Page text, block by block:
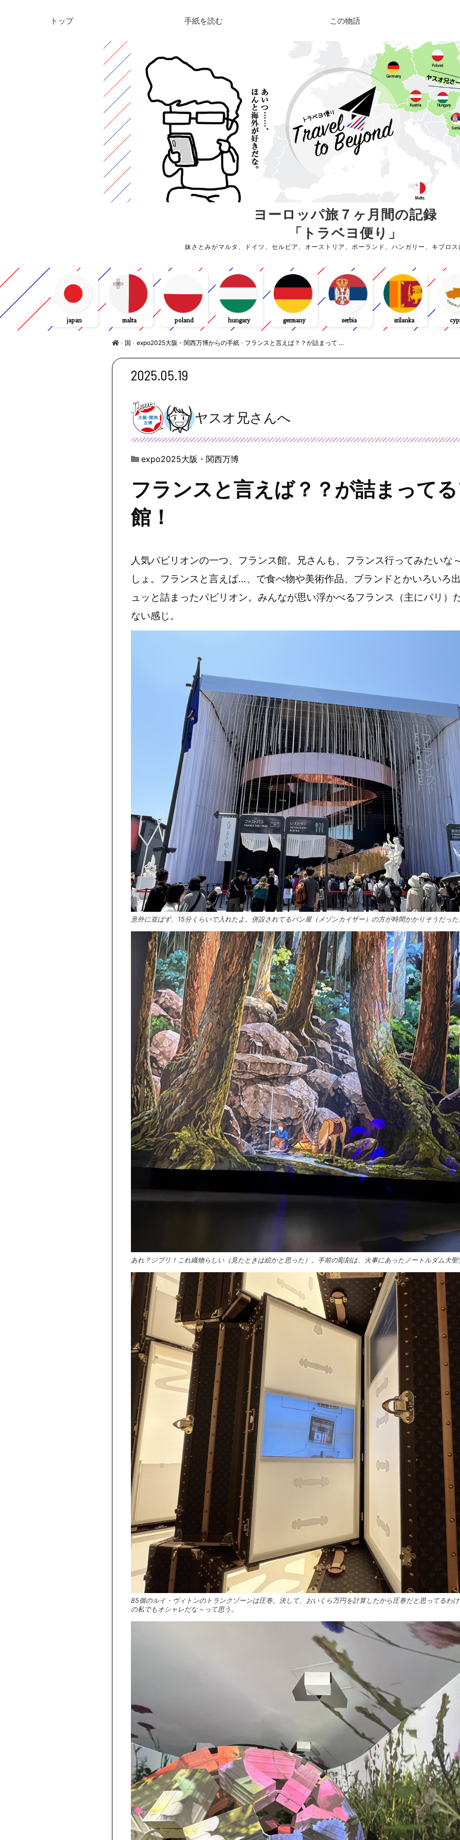
ヨーロッパ旅７ヶ月間の記録
「トラベヨ便り」
妹さとみがマルタ、ドイツ、セルビア、オーストリア、ポーランド、ハンガリー、キプロ
トップ 手紙を読む この物語
japan malta poland hungary germany serbia srilanka
› 国 › expo2025大阪・関西万博からの手紙› フランスと言えば？？が詰まって …
2025.05.19
ヤスオ兄さんへ
expo2025大阪・関西万博
フランスと言えば？？が詰まって
館！
人気パビリオンの一つ、フランス館。兄さんも、フランス行ってみたいな
しょ。フランスと言えば…、で食べ物や美術作品、ブランドとかいろいろ
ュッと詰まったパビリオン。みんなが思い浮かべるフランス（主にパリ）
ない感じ。
意外に並ばず、15分くらいで入れたよ。併設されてるパン屋（メゾンカイザー）の方が時間かかりそうだった
あれ？ジブリ！これ織物らしい（見たときは絵かと思った）。手前の彫刻は、火事にあったノートルダム大
85個のルイ・ヴィトンのトランクゾーンは圧巻。決して、おいくら万円を計算したから圧巻だと思ってるわ
の私でもオシャレだな～って思う。